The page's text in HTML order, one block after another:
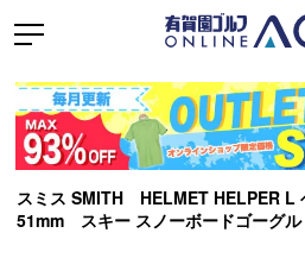
スミス SMITH HELMET HELPER L
51mm スキー スノーボードゴーグ